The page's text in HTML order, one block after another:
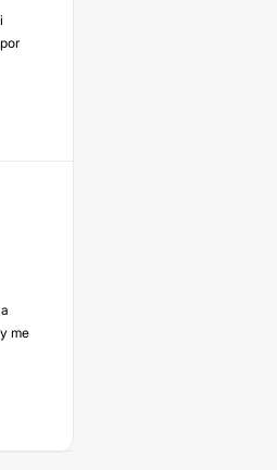
me